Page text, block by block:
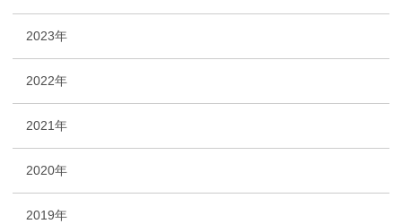
2023年
2022年
2021年
2020年
2019年